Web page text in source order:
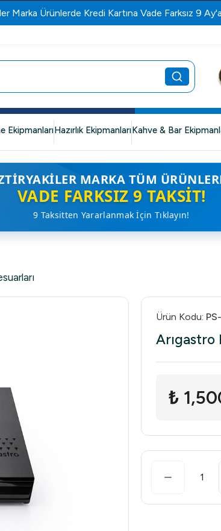
Marka Ürünlerde Kredi Kartına Vade Farksız 9
EkipmanlarıHazırlık EkipmanlarıKahve & Bar
MARKA TÜM
VADE FARKSIZ 9 TAKSIT!
9 Taksitten Yararlanmak İçin Tıklayın!
Ürün Kodu:
Arıgastro
₺
1